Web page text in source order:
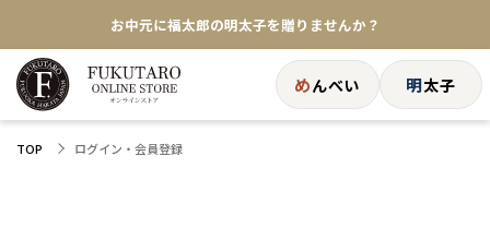
お中元に福太郎の明太子を贈りませんか？
★めんべい25周年記念商品が登場★
【色々な味を試したい方へ】ポストイン！めんべい
めんべい 明太子
TOP ログイン・会員登録